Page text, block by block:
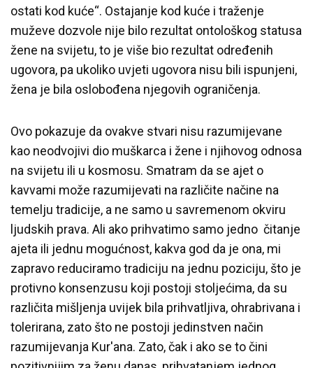
ostati kod kuće“. Ostajanje kod kuće i traženje
muževe dozvole nije bilo rezultat ontološkog statusa
žene na svijetu, to je više bio rezultat određenih
ugovora, pa ukoliko uvjeti ugovora nisu bili ispunjeni,
žena je bila oslobođena njegovih ograničenja.
Ovo pokazuje da ovakve stvari nisu razumijevane
kao neodvojivi dio muškarca i žene i njihovog odnosa
na svijetu ili u kosmosu. Smatram da se ajet o
kavvami može razumijevati na različite načine na
temelju tradicije, a ne samo u savremenom okviru
ljudskih prava. Ali ako prihvatimo samo jedno čitanje
ajeta ili jednu mogućnost, kakva god da je ona, mi
zapravo reduciramo tradiciju na jednu poziciju, što je
protivno konsenzusu koji postoji stoljećima, da su
različita mišljenja uvijek bila prihvatljiva, ohrabrivana i
tolerirana, zato što ne postoji jedinstven način
razumijevanja Kur'ana. Zato, čak i ako se to čini